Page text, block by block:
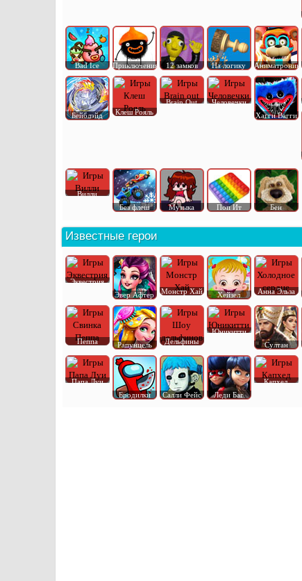
Bad Ice Приключения 12 замков На логику Аниматроник
Бейблэйд Клеш Рояль
Brain Out
Человечки
Хагги Вагги
Вилли
Без флеш
Музыка Поп Ит Бен
Известные герои
Эквестрия
Эвер Афтер
Монстр Хай Хейзел Анна Эльза
Пеппа Рапунцель Дельфины
Юникитти
Султан
Папа Луи
Бродилки
Салли Фейс Леди Баг
Капхед